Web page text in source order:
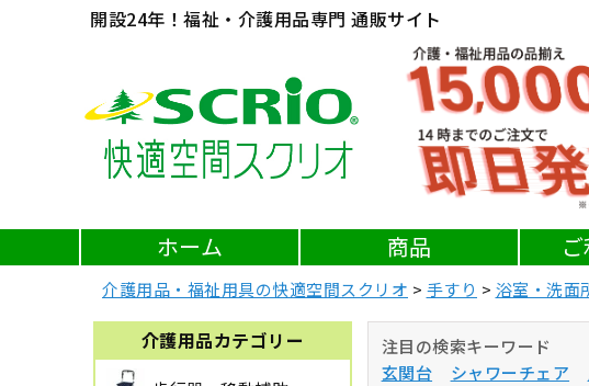
開設24年！福祉・介護用品専門 通販サイト
ホーム 商品
介護用品・福祉用具の快適空間スクリオ 手すり 浴室・洗面
介護用品カテゴリー
注目の検索キーワード
玄関台
シャワーチェア